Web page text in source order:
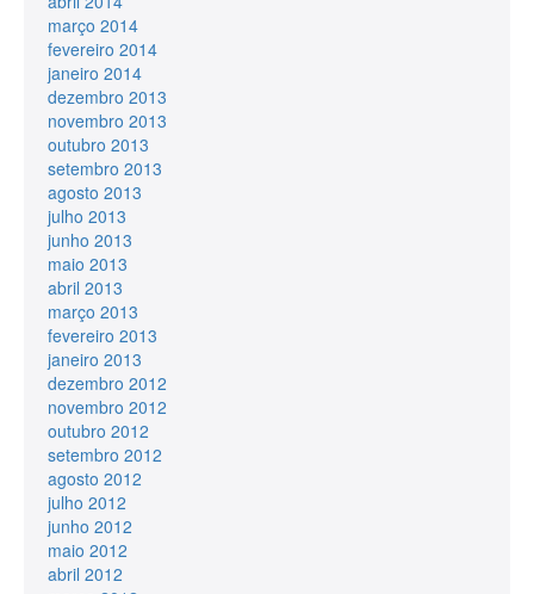
março 2014
fevereiro 2014
janeiro 2014
dezembro 2013
novembro 2013
outubro 2013
setembro 2013
agosto 2013
julho 2013
junho 2013
maio 2013
abril 2013
março 2013
fevereiro 2013
janeiro 2013
dezembro 2012
novembro 2012
outubro 2012
setembro 2012
agosto 2012
julho 2012
junho 2012
maio 2012
abril 2012